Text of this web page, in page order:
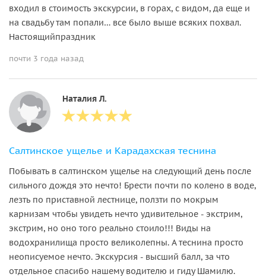
входил в стоимость экскурсии, в горах, с видом, да еще и
на свадьбу там попали… все было выше всяких похвал.
Настоящийпраздник
почти 3 года назад
Наталия Л.
Салтинское ущелье и Карадахская теснина
Побывать в салтинском ущелье на следующий день после
сильного дождя это нечто! Брести почти по колено в воде,
лезть по приставной лестнице, ползти по мокрым
карнизам чтобы увидеть нечто удивительное - экстрим,
экстрим, но оно того реально стоило!!! Виды на
водохранилища просто великолепны. А теснина просто
неописуемое нечто. Экскурсия - высший балл, за что
отдельное спасибо нашему водителю и гиду Шамилю.